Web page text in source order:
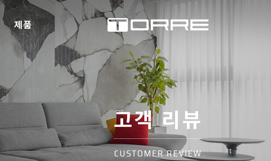
제품
고객 리뷰
CUSTOMER REVIEW